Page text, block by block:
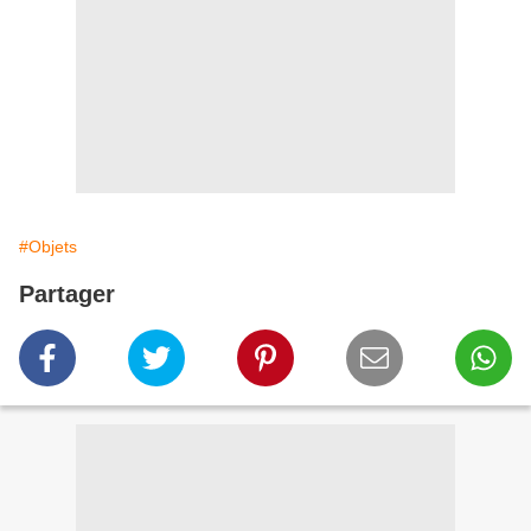
#Objets
Partager